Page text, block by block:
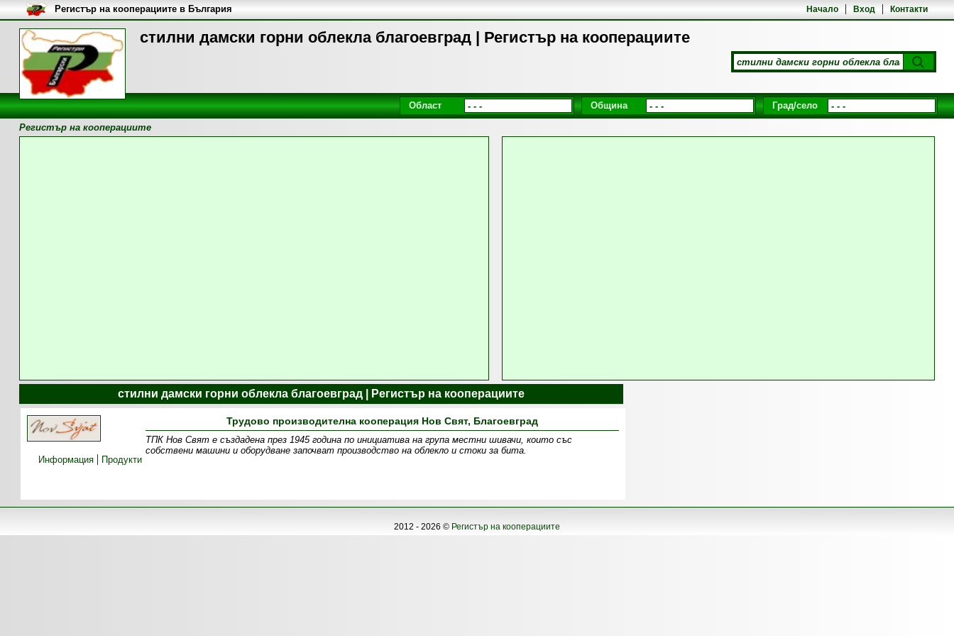
стилни дамски горни облекла благоевград | Регистър на кооперациите
Начало Вход Контакти
Регистър на кооперациите в България
Област Община Град/село
Регистър на кооперациите
стилни дамски горни облекла благоевград | Регистър на кооперациите
Трудово производителна кооперация Нов Свят, Благоевград
ТПК Нов Свят е създадена през 1945 година по инициатива на група местни шивачи, които със
собствени машини и оборудване започват производство на облекло и стоки за бита.
Информация
Продукти
2012 - 2026 © Регистър на кооперациите